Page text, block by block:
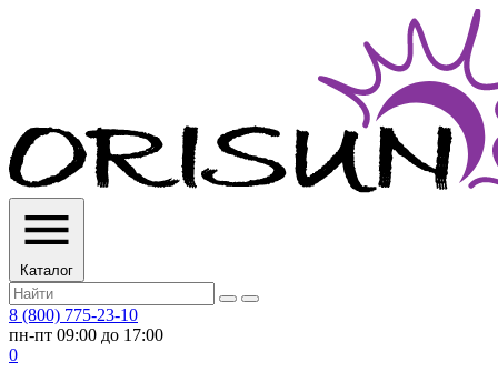
Каталог
8 (800) 775-23-10
пн-пт 09:00 до 17:00
0